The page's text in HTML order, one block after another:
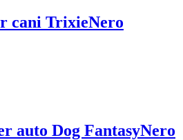
cani TrixieNero
auto Dog FantasyNero